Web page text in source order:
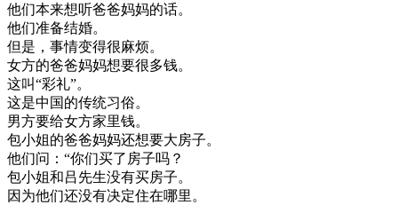
他们本来想听爸爸妈妈的话。
他们准备结婚。
但是 ， 事情变得很麻烦。
女方的爸爸妈妈想要很多钱。
这叫“彩礼”。
这是中国的传统习俗。
男方要给女方家里钱。
包小姐的爸爸妈妈还想要大房子。
他们问 ： “你们买了房子吗 ？
包小姐和吕先生没有买房子。
因为他们还没有决定住在哪里。